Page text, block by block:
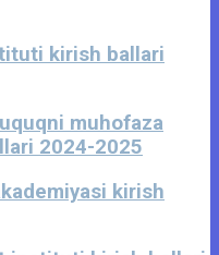
kirish ballari
muhofaza
2024-2025
kirish